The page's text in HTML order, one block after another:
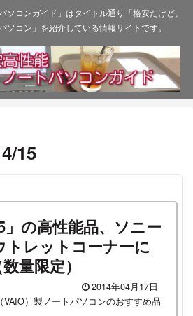
ソコンガイド」はタイトル通り「格安だけど、
ソコン」を紹介している情報サイトです。
15
」の高性能品、ソニー
トレットコーナーに
量限定）
2014年04月17日
VAIO）製ノートパソコンのおすすめ品